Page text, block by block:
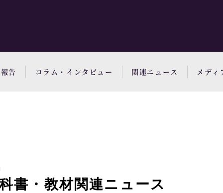
告 コラム・インタビュー 関連ニュース メディ
書・教材関連ニュース